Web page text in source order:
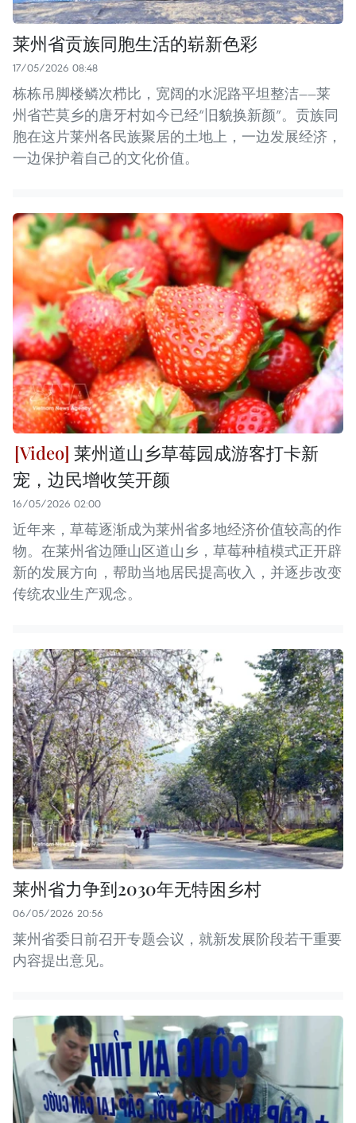
莱州省贡族同胞生活的崭新色彩
17/05/2026 08:48
栋栋吊脚楼鳞次栉比，宽阔的水泥路平坦整洁——莱
州省芒莫乡的唐牙村如今已经“旧貌换新颜”。贡族同
胞在这片莱州各民族聚居的土地上，一边发展经济，
一边保护着自己的文化价值。
莱州道山乡草莓园成游客打卡新
宠，边民增收笑开颜
16/05/2026 02:00
近年来，草莓逐渐成为莱州省多地经济价值较高的作
物。在莱州省边陲山区道山乡，草莓种植模式正开辟
新的发展方向，帮助当地居民提高收入，并逐步改变
传统农业生产观念。
莱州省力争到2030年无特困乡村
06/05/2026 20:56
莱州省委日前召开专题会议，就新发展阶段若干重要
内容提出意见。